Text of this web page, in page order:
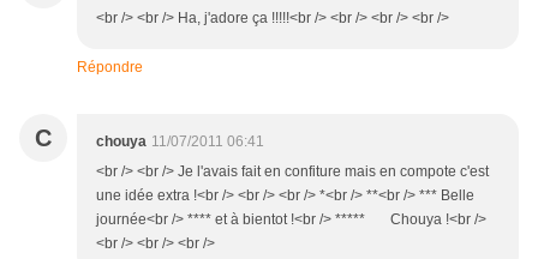
<br /> <br /> Ha, j'adore ça !!!!!<br /> <br /> <br /> <br />
Répondre
C chouya 11/07/2011 06:41
<br /> <br /> Je l'avais fait en confiture mais en compote c'est
une idée extra !<br /> <br /> <br /> *<br /> **<br /> *** Belle
journée<br /> **** et à bientot !<br /> ***** Chouya !<br />
<br /> <br /> <br />